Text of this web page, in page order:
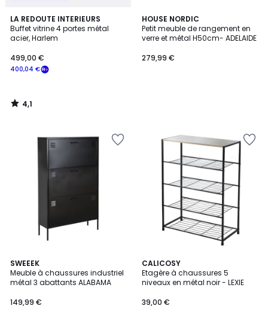
LA REDOUTE INTERIEURS
Buffet vitrine 4 portes métal
acier, Harlem
400,04 €
499,00 €
4,1
/ 5
4,1
/
HOUSE NORDIC
Petit meuble de rangement en
verre et métal H50cm- ADELAIDE
279,99 €
SWEEEK
Meuble à chaussures industriel
métal 3 abattants ALABAMA
149,99 €
4,5
/ 5
2
Couleurs
CALICOSY
Etagère à chaussures 5
niveaux en métal noir - LEXIE
39,00 €
4,2
/ 5